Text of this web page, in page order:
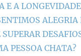
E A LONGEVIDADE
ALEGRIA
PESSOA CHATA?